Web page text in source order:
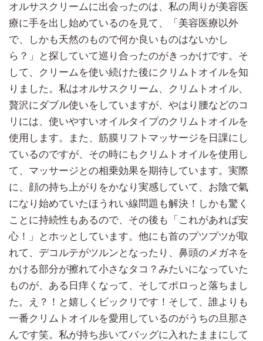
オルサスクリームに出会ったのは、私の周りが美容医
療に手を出し始めているのを見て、「美容医療以外
で、しかも天然のもので何か良いものはないかし
ら？」と探していて巡り合ったのがきっかけです。そ
して、クリームを使い続けた後にクリムトオイルを知
りました。私はオルサスクリーム、クリムトオイル、
贅沢にダブル使いをしていますが、やはり腰などのコ
リには、使いやすいオイルタイプのクリムトオイルを
使用します。また、筋膜リフトマッサージを日課にし
ているのですが、その時にもクリムトオイルを使用し
て、マッサージとの相乗効果を期待しています。実際
に、顔の持ち上がりをかなり実感していて、お陰で氣
になり始めていたほうれい線問題も解決！しかも驚く
ことに持続性もあるので、その後も「これがあれば安
心！」とホッとしています。他にも首のプツプツが取
れて、デコルテがツルンとなったり、鼻頭のメガネを
かける部分が擦れて小さなタコ？みたいになっていた
ものが、ある日痒くなって、そしてポロっと落ちまし
た。え？！と嬉しくビックリです！そして、誰よりも
一番クリムトオイルを愛用しているのがうちの旦那さ
んです笑。私が持ち歩いてバッグに入れたままにして